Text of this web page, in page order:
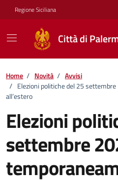
Vai ai contenuti
Vai al footer
Regione Siciliana
Città di
Home / Novità / Avvisi
/ Elezioni politiche del 25
all’estero
Elezioni
settembre